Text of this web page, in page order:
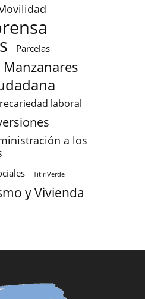
Parcelas
laboral
a los
TitiriVerde
y Vivienda